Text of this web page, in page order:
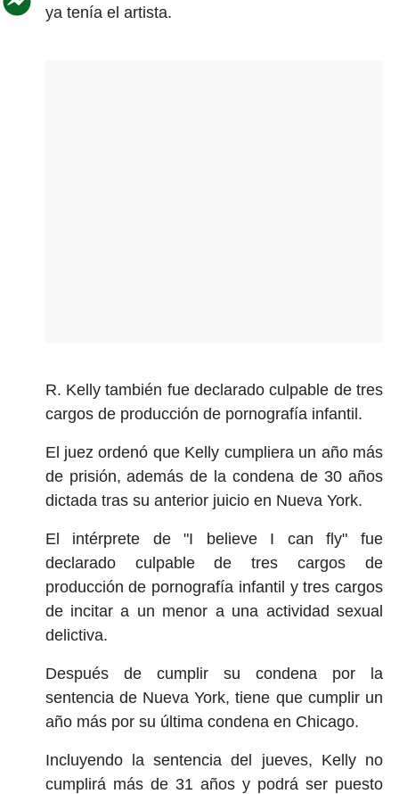
ya tenía el artista.
R. Kelly también fue declarado culpable de tres
cargos de producción de pornografía infantil.
El juez ordenó que Kelly cumpliera un año más
de prisión, además de la condena de 30 años
dictada tras su anterior juicio en Nueva York.
El intérprete de "I believe I can fly" fue
declarado culpable de tres cargos de
producción de pornografía infantil y tres cargos
de incitar a un menor a una actividad sexual
delictiva.
Después de cumplir su condena por la
sentencia de Nueva York, tiene que cumplir un
año más por su última condena en Chicago.
Incluyendo la sentencia del jueves, Kelly no
cumplirá más de 31 años y podrá ser puesto